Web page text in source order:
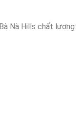
Nà Hills chất lượng